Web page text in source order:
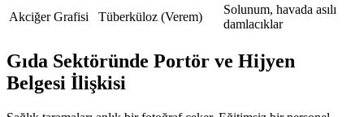
Akciğer Grafisi
Tüberküloz (Verem)
Solunum, havada asılı
damlacıklar
Gıda Sektöründe Portör ve Hijyen
Belgesi İlişkisi